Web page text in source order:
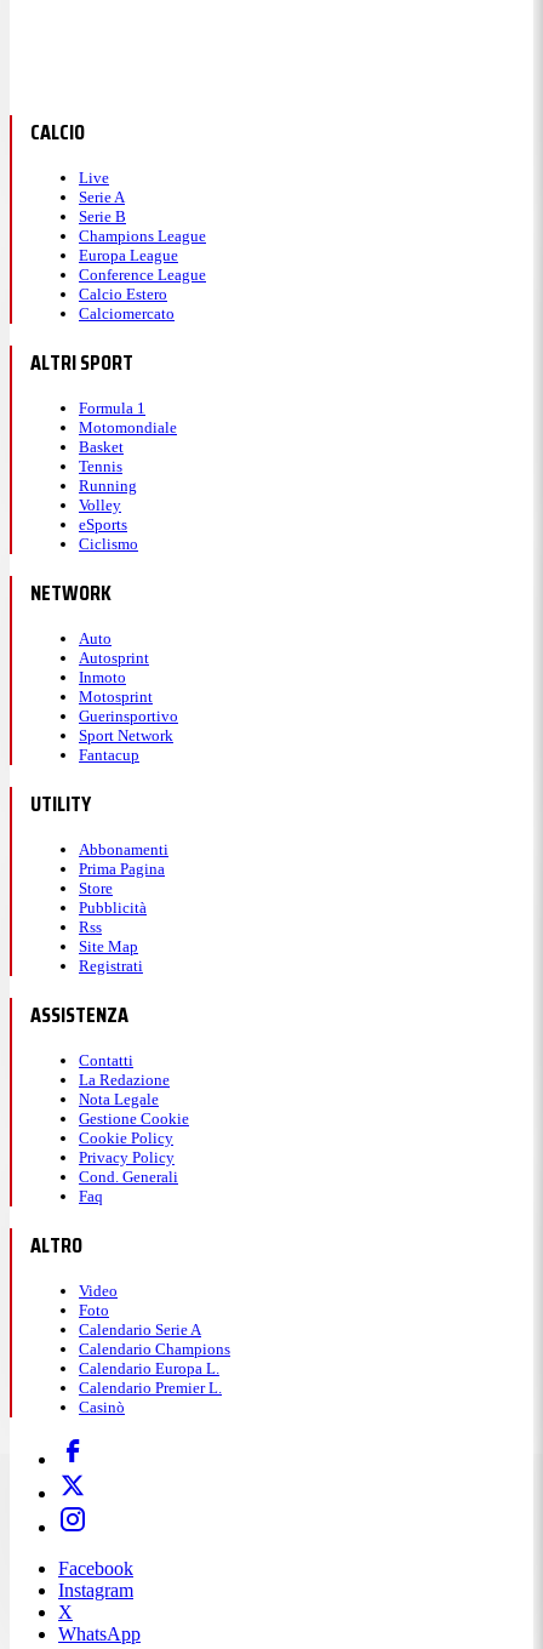
CALCIO
Live
Serie A
Serie B
Champions League
Europa League
Conference League
Calcio Estero
Calciomercato
ALTRI SPORT
Formula 1
Motomondiale
Basket
Tennis
Running
Volley
eSports
Ciclismo
NETWORK
Auto
Autosprint
Inmoto
Motosprint
Guerinsportivo
Sport Network
Fantacup
UTILITY
Abbonamenti
Prima Pagina
Store
Pubblicità
Rss
Site Map
Registrati
ASSISTENZA
Contatti
La Redazione
Nota Legale
Gestione Cookie
Cookie Policy
Privacy Policy
Cond. Generali
Faq
ALTRO
Video
Foto
Calendario Serie A
Calendario Champions
Calendario Europa L.
Calendario Premier L.
Casinò
Facebook
Instagram
X
WhatsApp